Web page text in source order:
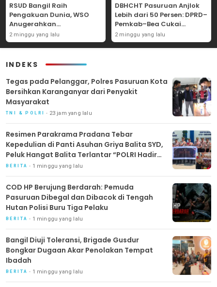
RSUD Bangil Raih
Pengakuan Dunia, WSO
Anugerahkan
Penghargaan
Internasional untuk
2 minggu yang lalu
DBHCHT Pasuruan Anjlok
Lebih dari 50 Persen: DPRD–
Pemkab–Bea Cukai
Perkuat Perang Melawan
Peredaran Rokok Ilegal
2 minggu yang lalu
INDEKS
‎Tegas pada Pelanggar, Polres Pasuruan Kota
Bersihkan Karanganyar dari Penyakit
Masyarakat
TNI & POLRI 23 jam yang lalu
Resimen Parakrama Pradana Tebar
Kepedulian di Panti Asuhan Griya Balita SYD,
Peluk Hangat Balita Terlantar “POLRI Hadir
Dengan Hati”
BERITA 1 minggu yang lalu
COD HP Berujung Berdarah: Pemuda
Pasuruan Dibegal dan Dibacok di Tengah
Hutan Polisi Buru Tiga Pelaku
BERITA 1 minggu yang lalu
Bangil Diuji Toleransi, Brigade Gusdur
Bongkar Dugaan Akar Penolakan Tempat
Ibadah
BERITA 1 minggu yang lalu